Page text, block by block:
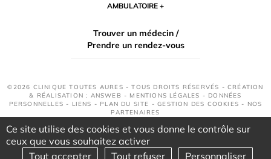
AMBULATOIRE
Trouver un médecin /
Prendre un rendez-vous
©2026 CLINIQUE TOUTES AURES - TOUS DROITS RÉSERVÉS - CRÉATION
& RÉALISATION : ANSWEB - MENTIONS LÉGALES - DONNÉES
PERSONNELLES - LIENS - PLAN DU SITE -GESTION DES COOKIES - NOS
PARTENAIRES
Ce site utilise des cookies et vous donne le contrôle sur
ceux que vous souhaitez activer
Tout accepter
Tout refuser Personnaliser